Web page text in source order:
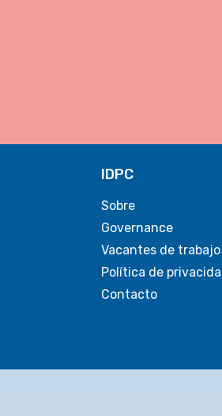
IDPC
Sobre
Governance
Vacantes de trabajo
Política de
Contacto